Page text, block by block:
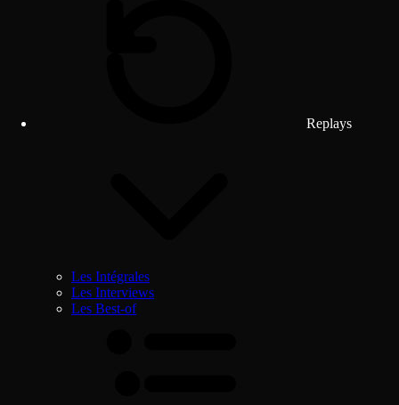
Replays
Les Intégrales
Les Interviews
Les Best-of